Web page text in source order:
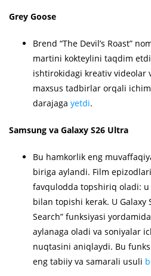
Grey Goose
Brend “The Devil’s Roast”
martini kokteylini taqdim
ishtirokidagi kreativ videolar
maxsus tadbirlar orqali
darajaga yetdi.
Samsung va Galaxy S26 Ultra
Bu hamkorlik eng
biriga aylandi. Film
favqulodda topshiriq oladi:
bilan topishi kerak. U Galaxy
Search” funksiyasi
aylanaga oladi va soniyalar
nuqtasini aniqlaydi. Bu
eng tabiiy va samarali usuli